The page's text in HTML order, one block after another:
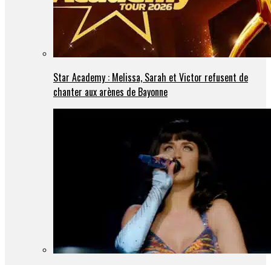
Star Academy : Melissa, Sarah et Victor refusent de
chanter aux arènes de Bayonne